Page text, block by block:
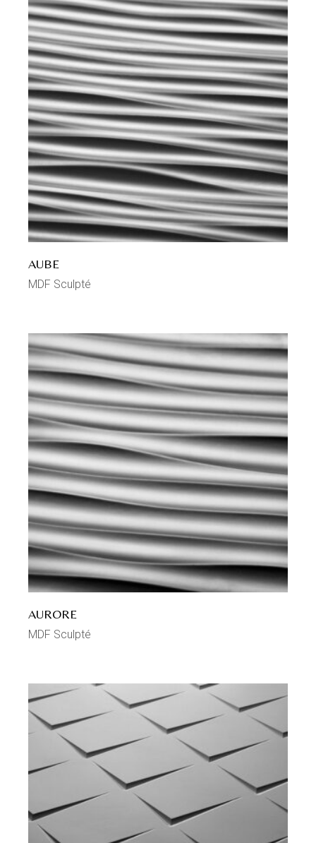
AUBE
MDF Sculpté
AURORE
MDF Sculpté